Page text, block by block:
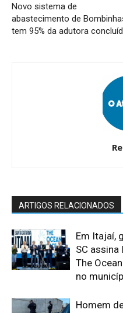
Novo sistema de
abastecimento de
tem 95% da adutora
ARTIGOS RELACIONADOS
Em Itajaí,
SC
The
no
Homem